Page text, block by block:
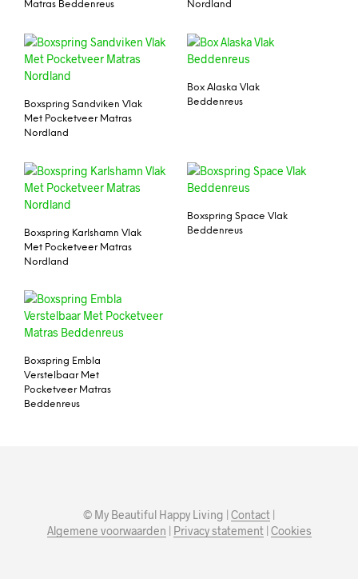
Matras Beddenreus
Nordland
Boxspring Sandviken Vlak
Met Pocketveer Matras
Nordland
Box Alaska Vlak
Beddenreus
Boxspring Karlshamn Vlak
Met Pocketveer Matras
Nordland
Boxspring Space Vlak
Beddenreus
Boxspring Embla
Verstelbaar Met
Pocketveer Matras
Beddenreus
© My Beautiful Happy Living | Contact |
Algemene voorwaarden | Privacy statement| Cookies